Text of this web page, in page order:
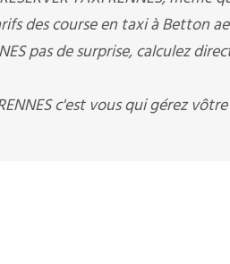
des course en taxi à Betton
pas de surprise, calculez
c'est vous qui gérez